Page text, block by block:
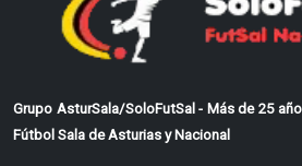
Grupo AsturSala/SoloFutSal - Más de 25
Fútbol Sala de Asturias y Nacional